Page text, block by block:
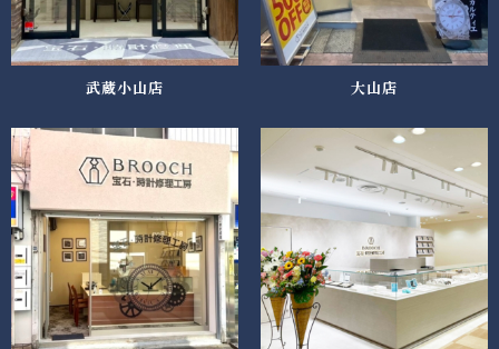
武蔵小山店 大山店